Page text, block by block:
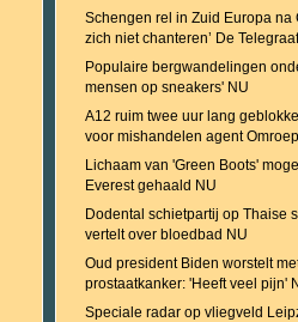
Schengen rel in Zuid Europa na
zich niet chanteren’ De Telegraaf
Populaire bergwandelingen
mensen op sneakers' NU
A12 ruim twee uur lang
voor mishandelen agent
Lichaam van 'Green Boots'
Everest gehaald NU
Dodental schietpartij op Thaise
vertelt over bloedbad NU
Oud president Biden worstelt
prostaatkanker: 'Heeft veel pijn'
Speciale radar op vliegveld